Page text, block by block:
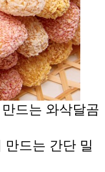
드는 와삭달곰
만드는 간단 밀